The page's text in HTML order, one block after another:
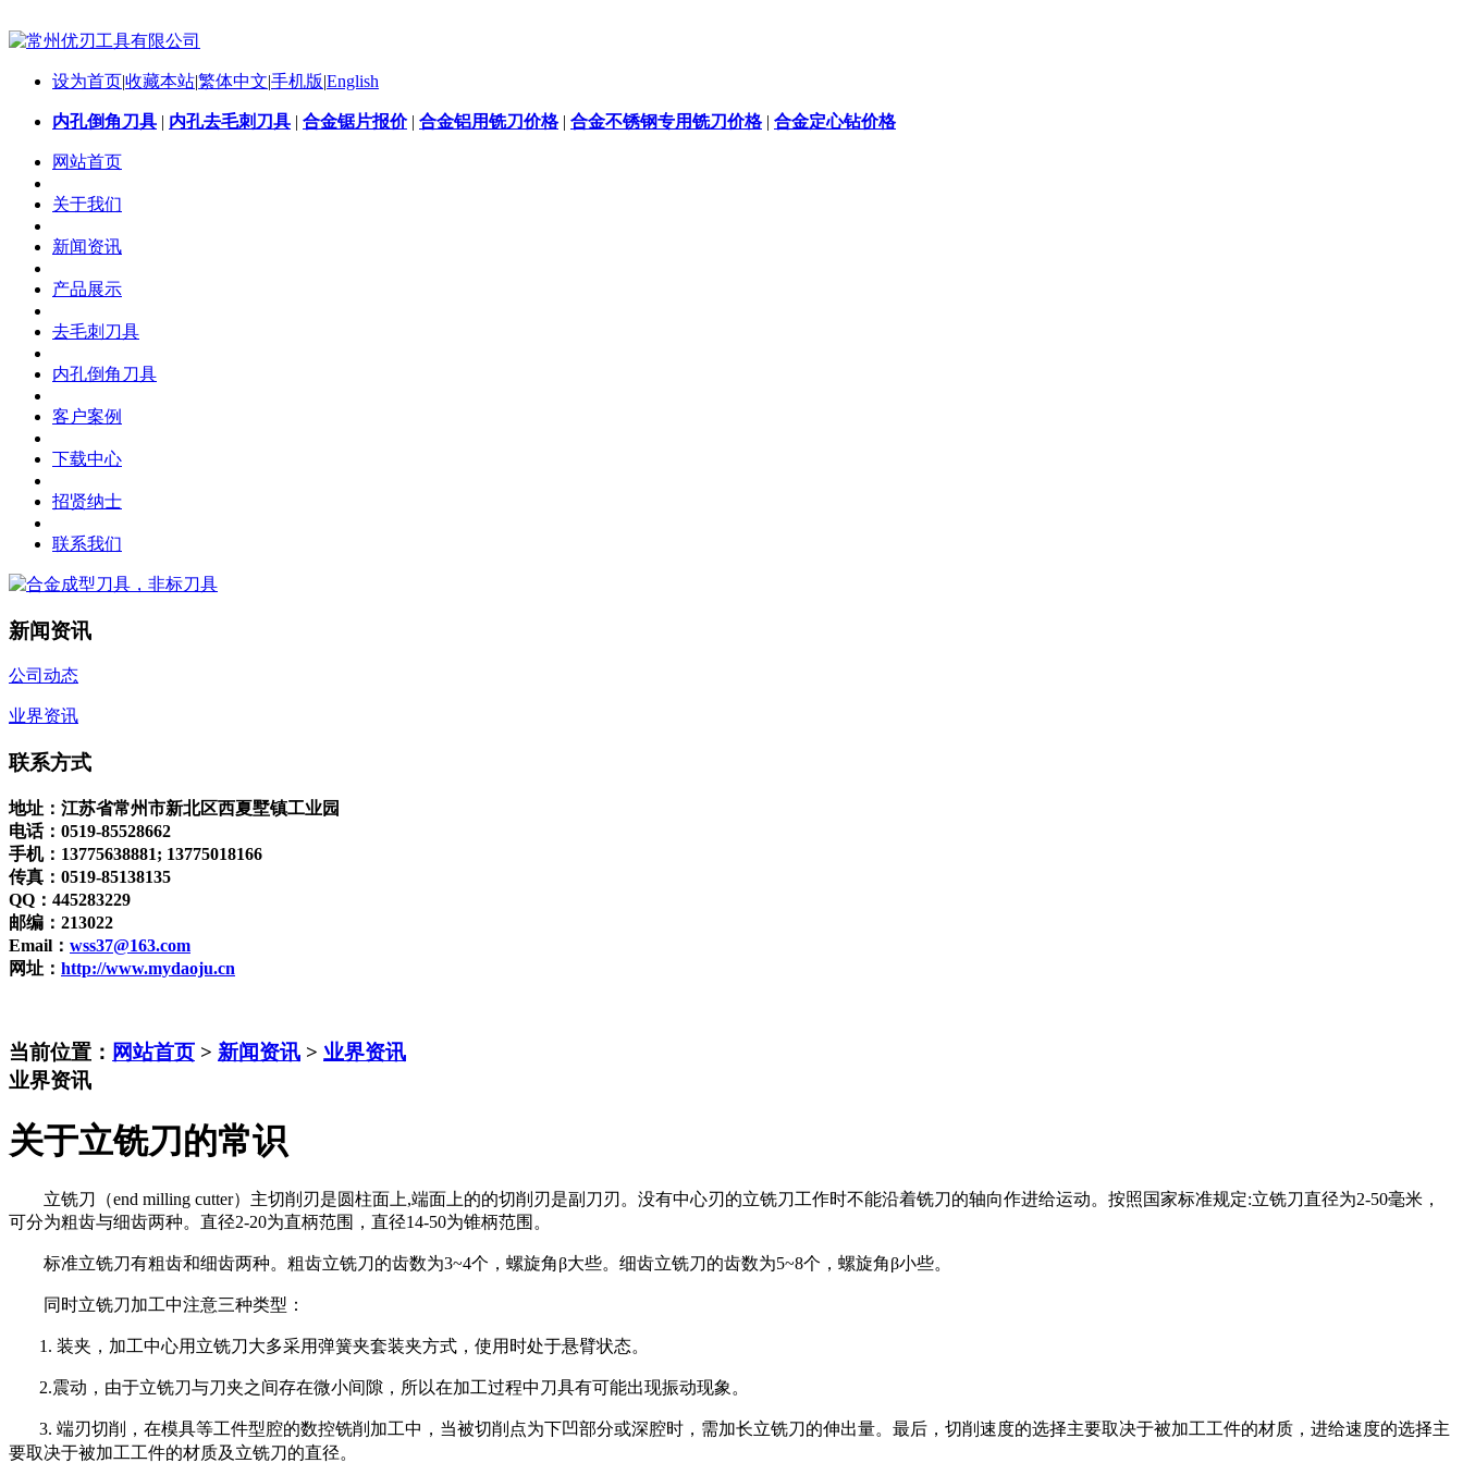
设为首页|收藏本站|繁体中文|手机版|English
内孔倒角刀具 | 内孔去毛刺刀具 | 合金锯片报价| 合金铝用铣刀价格| 合金不锈钢专用铣刀价格| 合金定心钻价格
网站首页
关于我们
新闻资讯
产品展示
去毛刺刀具
内孔倒角刀具
客户案例
下载中心
招贤纳士
联系我们
新闻资讯
公司动态
业界资讯
联系方式
地址 ：江苏省常州市新北区西夏墅镇工业园
电话：0519-85528662
手机：13775638881; 13775018166
传真：0519-85138135
QQ ：445283229
邮编 ：213022
Email ： wss37@163.com
网址 ： http://www.mydaoju.cn
当前位置： 网站首页 > 新闻资讯 > 业界资讯
业界资讯
关于立铣刀的常识
立铣刀（end milling cutter）主切削刃是圆柱面上,端面上的的切削刃是副刀刃。没有中心刃的立铣刀工作时不能沿着铣刀的轴向作进给运动。按照国家标准规定:立铣刀直径为2-50毫米，
可分为粗齿与细齿两种。直径2-20为直柄范围，直径14-50为锥柄范围。
标准立铣刀有粗齿和细齿两种。 粗齿立铣刀的齿数为3~4个，螺旋角β大些。细齿立铣刀的齿数为5~8个，螺旋角β小些。
同时立铣刀加工中注意三种类型：
1. 装夹，加工中心用立铣刀大多采用弹簧夹套装夹方式，使用时处于悬臂状态。
2.震动，由于立铣刀与刀夹之间存在微小间隙，所以在加工过程中刀具有可能出现振动现象。
3. 端刃切削，在模具等工件型腔的数控铣削加工中，当被切削点为下凹部分或深腔时，需加长立铣刀的伸出量。最后，切削速度的选择主要取决于被加工工件的材质，进给速度的选择主
要取决于被加工工件的材质及立铣刀的直径。